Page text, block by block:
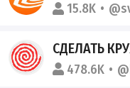
15.8K
СДЕЛАТЬ
478.6K